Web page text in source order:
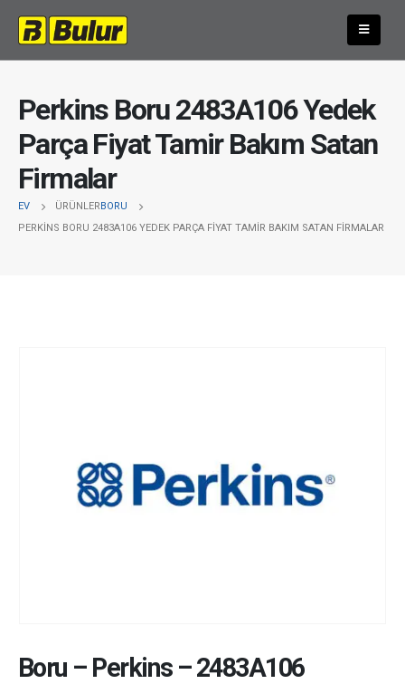
Perkins Boru 2483A106 Yedek
Parça Fiyat Tamir Bakım Satan
Firmalar
EV ÜRÜNLERBORU
PERKINS BORU 2483A106 YEDEK PARÇA FIYAT TAMIR BAKIM SATAN FIRMALAR
Boru – Perkins–2483A106